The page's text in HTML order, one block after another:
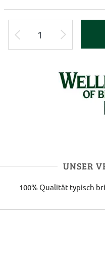
UNSER
100% Qualität typisch